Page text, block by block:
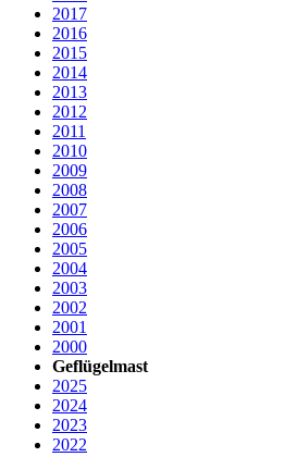
2017
2016
2015
2014
2013
2012
2011
2010
2009
2008
2007
2006
2005
2004
2003
2002
2001
2000
Geflügelmast
2025
2024
2023
2022